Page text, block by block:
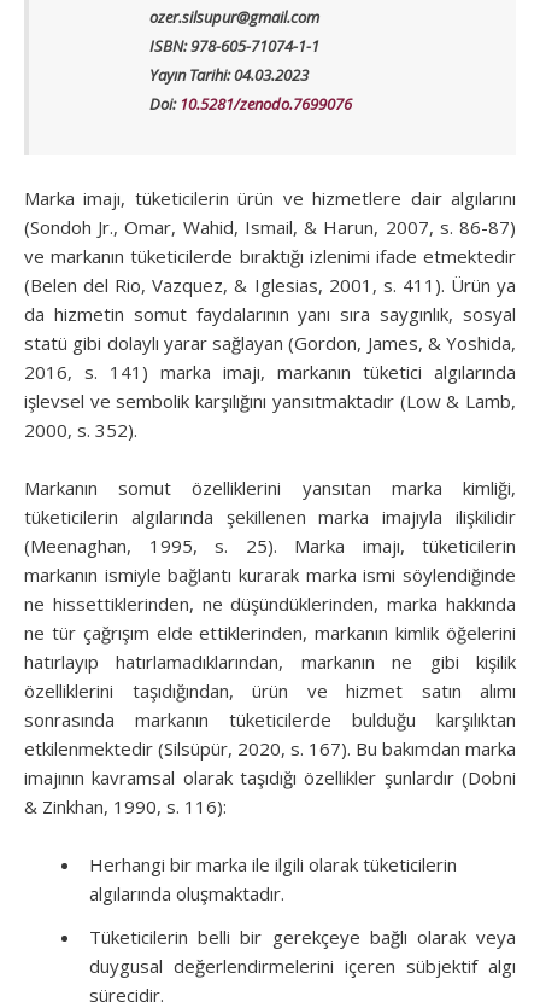
ozer.silsupur@gmail.com
ISBN: 978-605-71074-1-1
Yayın Tarihi: 04.03.2023
Doi: 10.5281/zenodo.7699076
Marka imajı, tüketicilerin ürün ve hizmetlere dair algılarını
(Sondoh Jr., Omar, Wahid, Ismail, & Harun, 2007, s. 86-87)
ve markanın tüketicilerde bıraktığı izlenimi ifade etmektedir
(Belen del Rio, Vazquez, & Iglesias, 2001, s. 411). Ürün ya
da hizmetin somut faydalarının yanı sıra saygınlık, sosyal
statü gibi dolaylı yarar sağlayan (Gordon, James, & Yoshida,
2016, s. 141) marka imajı, markanın tüketici algılarında
işlevsel ve sembolik karşılığını yansıtmaktadır (Low & Lamb,
2000, s. 352).
Markanın somut özelliklerini yansıtan marka kimliği,
tüketicilerin algılarında şekillenen marka imajıyla ilişkilidir
(Meenaghan, 1995, s. 25). Marka imajı, tüketicilerin
markanın ismiyle bağlantı kurarak marka ismi söylendiğinde
ne hissettiklerinden, ne düşündüklerinden, marka hakkında
ne tür çağrışım elde ettiklerinden, markanın kimlik öğelerini
hatırlayıp hatırlamadıklarından, markanın ne gibi kişilik
özelliklerini taşıdığından, ürün ve hizmet satın alımı
sonrasında markanın tüketicilerde bulduğu karşılıktan
etkilenmektedir (Silsüpür, 2020, s. 167). Bu bakımdan marka
imajının kavramsal olarak taşıdığı özellikler şunlardır (Dobni
& Zinkhan, 1990, s. 116):
Herhangi bir marka ile ilgili olarak tüketicilerin
algılarında oluşmaktadır.
Tüketicilerin belli bir gerekçeye bağlı olarak veya
duygusal değerlendirmelerini içeren sübjektif algı
sürecidir.